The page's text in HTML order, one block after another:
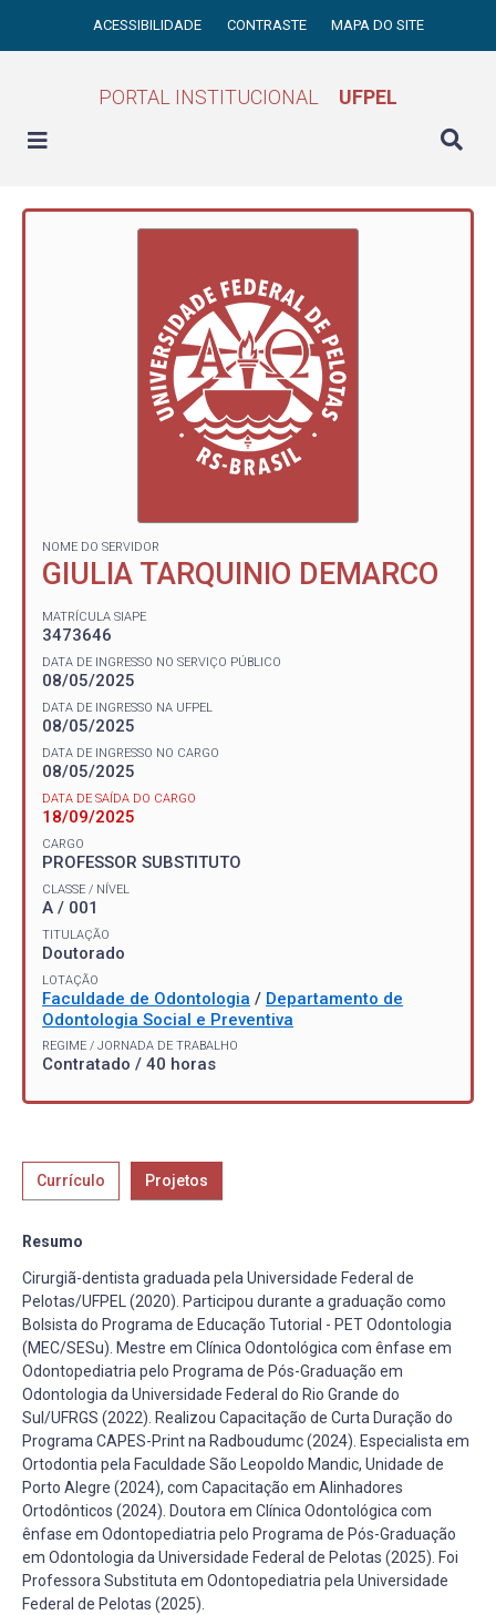
ACESSIBILIDADE CONTRASTE MAPA DO SITE
PORTAL INSTITUCIONAL UFPEL
NOME DO SERVIDOR
GIULIA TARQUINIO DEMARCO
MATRÍCULA SIAPE
3473646
DATA DE INGRESSO NO SERVIÇO PÚBLICO
08/05/2025
DATA DE INGRESSO NA UFPEL
08/05/2025
DATA DE INGRESSO NO CARGO
08/05/2025
DATA DE SAÍDA DO CARGO
18/09/2025
CARGO
PROFESSOR SUBSTITUTO
CLASSE / NÍVEL
A / 001
TITULAÇÃO
Doutorado
LOTAÇÃO
Faculdade de Odontologia / Departamento de
Odontologia Social e Preventiva
REGIME / JORNADA DE TRABALHO
Contratado / 40 horas
Currículo Projetos
Resumo
Cirurgiã-dentista graduada pela Universidade Federal de
Pelotas/UFPEL (2020). Participou durante a graduação como
Bolsista do Programa de Educação Tutorial - PET Odontologia
(MEC/SESu). Mestre em Clínica Odontológica com ênfase em
Odontopediatria pelo Programa de Pós-Graduação em
Odontologia da Universidade Federal do Rio Grande do
Sul/UFRGS (2022). Realizou Capacitação de Curta Duração do
Programa CAPES-Print na Radboudumc (2024). Especialista em
Ortodontia pela Faculdade São Leopoldo Mandic, Unidade de
Porto Alegre (2024), com Capacitação em Alinhadores
Ortodônticos (2024). Doutora em Clínica Odontológica com
ênfase em Odontopediatria pelo Programa de Pós-Graduação
em Odontologia da Universidade Federal de Pelotas (2025). Foi
Professora Substituta em Odontopediatria pela Universidade
Federal de Pelotas (2025).